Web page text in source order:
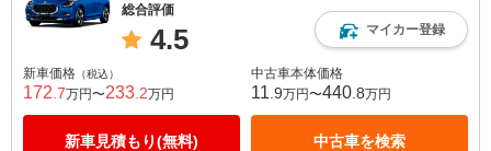
総合評価
4.5 マイカー登録
新車価格 （税込）
172 .7万円〜233 .2万円
新車見積もり(無料)
中古車本体価格
11 .9万円〜440 .8万円
中古車を検索